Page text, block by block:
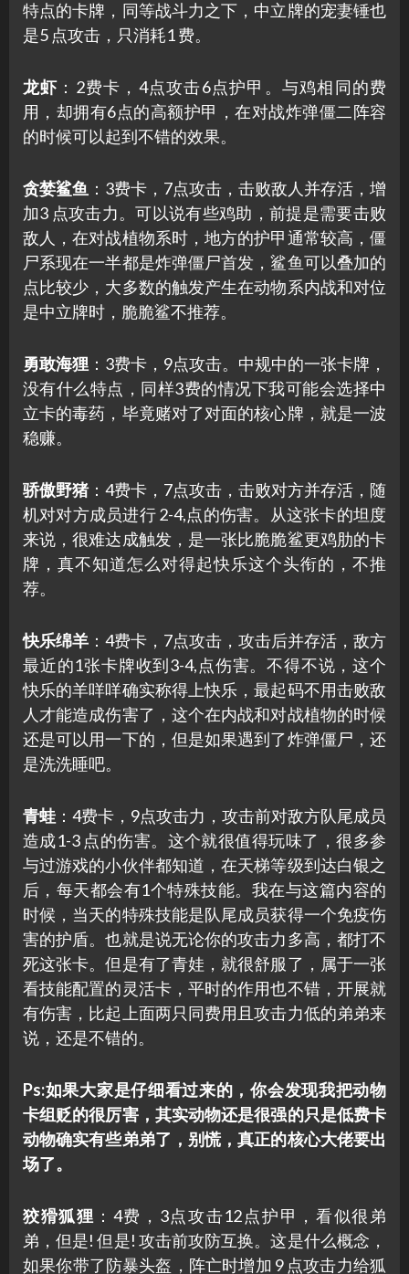
特点的卡牌，同等战斗力之下，中立牌的宠妻锤也
是5 点攻击，只消耗1 费。
龙虾 ：2费卡，4点攻击6点护甲。与鸡相同的费
用，却拥有6点的高额护甲，在对战炸弹僵二阵容
的时候可以起到不错的效果。
贪婪鲨鱼 ：3费卡，7点攻击，击败敌人并存活，增
加3 点攻击力。可以说有些鸡助，前提是需要击败
敌人，在对战植物系时，地方的护甲通常较高，僵
尸系现在一半都是炸弹僵尸首发，鲨鱼可以叠加的
点比较少，大多数的触发产生在动物系内战和对位
是中立牌时，脆脆鲨不推荐。
勇敢海狸 ：3费卡，9点攻击。中规中的一张卡牌，
没有什么特点，同样3费的情况下我可能会选择中
立卡的毒药，毕竟赌对了对面的核心牌，就是一波
稳赚。
骄傲野猪：4费卡，7点攻击，击败对方并存活，随
机对对方成员进行 2-4,点的伤害。从这张卡的坦度
来说，很难达成触发，是一张比脆脆鲨更鸡肋的卡
牌，真不知道怎么对得起快乐这个头衔的，不推
荐。
快乐绵羊 ：4费卡，7点攻击，攻击后并存活，敌方
最近的1张卡牌收到3-4,点伤害。不得不说，这个
快乐的羊咩咩确实称得上快乐，最起码不用击败敌
人才能造成伤害了，这个在内战和对战植物的时候
还是可以用一下的，但是如果遇到了炸弹僵尸，还
是洗洗睡吧。
青蛙 ：4费卡，9点攻击力，攻击前对敌方队尾成员
造成1-3 点的伤害。这个就很值得玩味了，很多参
与过游戏的小伙伴都知道，在天梯等级到达白银之
后，每天都会有1个特殊技能。我在与这篇内容的
时候，当天的特殊技能是队尾成员获得一个免疫伤
害的护盾。也就是说无论你的攻击力多高，都打不
死这张卡。但是有了青娃，就很舒服了，属于一张
看技能配置的灵活卡，平时的作用也不错，开展就
有伤害，比起上面两只同费用且攻击力低的弟弟来
说，还是不错的。
Ps:如果大家是仔细看过来的，你会发现我把动物
卡组贬的很厉害，其实动物还是很强的只是低费卡
动物确实有些弟弟了，别慌，真正的核心大佬要出
场了。
狡猾狐狸 ：4费，3点攻击12点护甲，看似很弟
弟，但是! 但是! 攻击前攻防互换。这是什么概念，
如果你带了防暴头盔，阵亡时增加 9 点攻击力给狐